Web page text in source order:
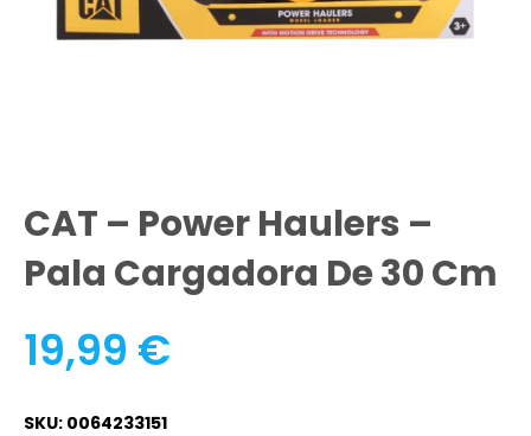
CAT – Power Haulers –
Pala Cargadora De 30 Cm
19,99 €
SKU: 0064233151